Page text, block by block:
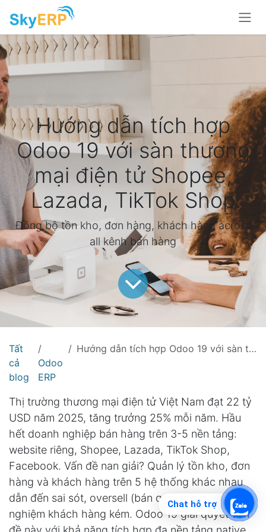
Skip to Content
Hướng dẫn tích hợp
Odoo 19 với sàn thương
mại điện tử Shopee,
Lazada, TikTok Shop
Đồng bộ tồn kho, đơn hàng, khách hàng across
all kênh bán hàng
Tất
cả
blog
Odoo
ERP
Hướng dẫn tích hợp Odoo 19 với sàn thương mại điện tử Shopee, Lazada, TikTok Shop
Thị trường thương mại điện tử Việt Nam đạt 22 tỷ
USD năm 2025, tăng trưởng 25% mỗi năm. Hầu
hết doanh nghiệp bán hàng trên 3-5 nền tảng:
website riêng, Shopee, Lazada, TikTok Shop,
Facebook. Vấn đề nan giải? Quản lý tồn kho, đơn
hàng và khách hàng trên 5 hệ thống khác nhau
dẫn đến sai sót, oversell (bán quá kho), và trải
nghiệm khách hàng kém. Odoo 19 giải quyết vấn
Chat hỗ trợ